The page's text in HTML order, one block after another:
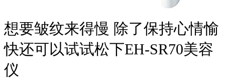
想要皱纹来得慢 除了保持心情愉
快还可以试试松下EH-SR70美容
仪